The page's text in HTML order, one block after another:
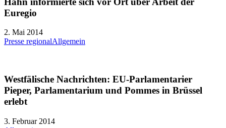
Euregio
2. Mai 2014
Presse regionalAllgemein
Westfälische Nachrichten: EU-Parlamentarier
Pieper, Parlamentarium und Pommes in Brüssel
erlebt
3. Februar 2014